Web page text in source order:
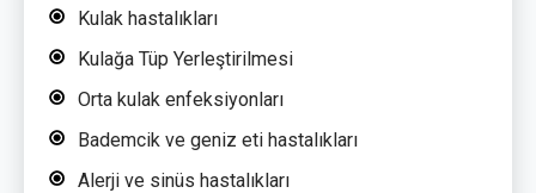
Kulak hastalıkları
Kulağa Tüp Yerleştirilmesi
Orta kulak enfeksiyonları
Bademcik ve geniz eti hastalıkları
Alerji ve sinüs hastalıkları